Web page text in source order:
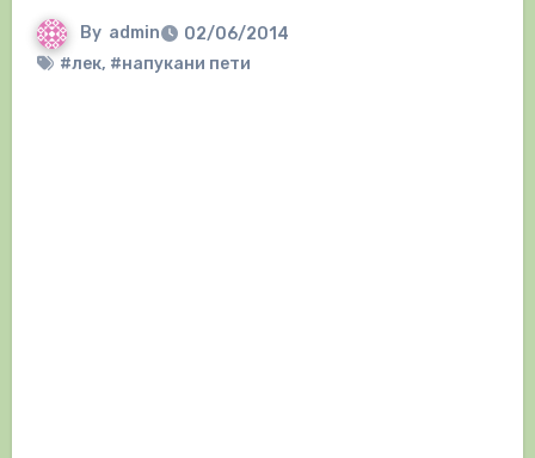
By admin
02/06/2014
#лек, #напукани пети